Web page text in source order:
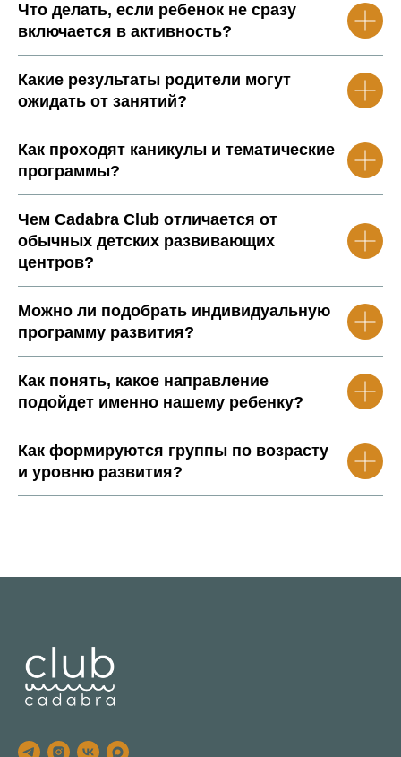
Что делать, если ребенок не сразу
включается в активность?
Какие результаты родители могут
ожидать от занятий?
Как проходят каникулы и тематические
программы?
Чем Cadabra Club отличается от
обычных детских развивающих
центров?
Можно ли подобрать индивидуальную
программу развития?
Как понять, какое направление
подойдет именно нашему ребенку?
Как формируются группы по возрасту
и уровню развития?